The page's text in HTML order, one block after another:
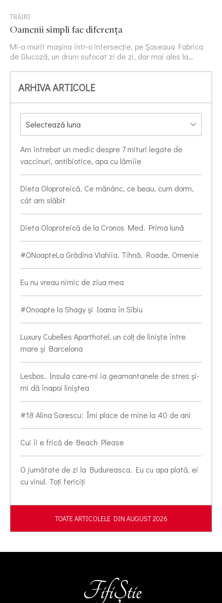
TRĂIRI
Oamenii simpli fac diferența
Mi-a murit mașina într-o intersecție, pe Șoseaua Fabrica
de Glucoză, un drum sufocat zi de zi, dar mai ales la…
ARHIVA ARTICOLE
Am întrebat un medic despre 7 mituri legate de
vaccinuri, antibiotice, apa cu lămîie
Dieta Oloproteică. Ce mănânc, ce beau, cum dorm,
cât am slăbit
Dieta Oloproteică de la Cronos Med. Prima lună
#ONoapteLa Grădina Vlahiia. Tihnă. Roade. Omenie
Eu nu vreau nimic de ziua mea
#Onoapte la Shagy și Ioana în Sibiu
Luxury Cubelles Aparthotel, un colț de liniște între
mare și Barcelona
Lesbos. Insula care-mi ia geamantanele de stres și-
mi dă înapoi liniștea
#18 Alina Sorescu: Îmi place de mine la 40 de ani
Cui îi e frică de Beach Please
O jumătate de zi la Budureasca. Eu cu apa plată, ei
cu vinul. Toți fericiți
TOATE ARTICOLELE DIN AUGUST 2026